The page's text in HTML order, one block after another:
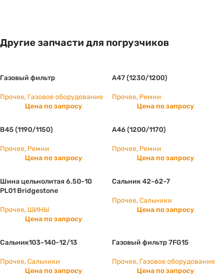
Другие запчасти для погрузчиков
Газовый фильтр
Прочее, Газовое оборудование
Цена по запросу
А47 (1230/1200)
Прочее, Ремни
Цена по запросу
B45 (1190/1150)
Прочее, Ремни
Цена по запросу
А46 (1200/1170)
Прочее, Ремни
Цена по запросу
Шина цельнолитая 6.50-10
PL01 Bridgestone
Прочее, ШИНЫ
Цена по запросу
Сальник 42-62-7
Прочее,Сальники
Цена по запросу
Сальник103-140-12/13
Прочее,Сальники
Цена по запросу
Газовый фильтр 7FG15
Прочее, Газовое оборудование
Цена по запросу